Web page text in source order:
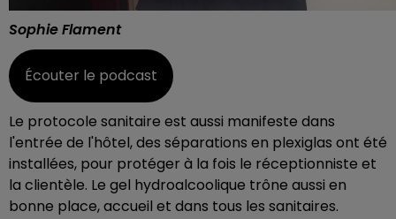
Sophie Flament
Écouter le podcast
Le protocole sanitaire est aussi manifeste dans
l'entrée de l'hôtel, des séparations en plexiglas ont été
installées, pour protéger à la fois le réceptionniste et
la clientèle. Le gel hydroalcoolique trône aussi en
bonne place, accueil et dans tous les sanitaires.